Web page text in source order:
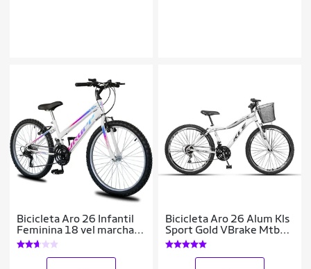
Bicicleta Aro 26 Infantil
Feminina 18 vel marchas
Dropp Sport Freio V-
Brake
Bicicleta Aro 26 Alum Kls
Sport Gold VBrake Mtb
21V Feminina